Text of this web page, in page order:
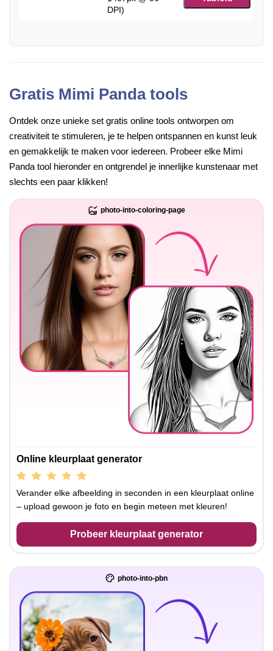
DPI)
Gratis Mimi Panda tools
Ontdek onze unieke set gratis online tools ontworpen om
creativiteit te stimuleren, je te helpen ontspannen en kunst leuk
en gemakkelijk te maken voor iedereen. Probeer elke Mimi
Panda tool hieronder en ontgrendel je innerlijke kunstenaar met
slechts een paar klikken!
photo-into-coloring-page
Online kleurplaat generator
Verander elke afbeelding in seconden in een kleurplaat online
– upload gewoon je foto en begin meteen met kleuren!
Probeer kleurplaat generator
photo-into-pbn